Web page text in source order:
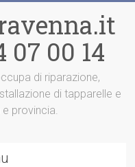
07 00 14
di riparazione,
di tapparelle e
e provincia.